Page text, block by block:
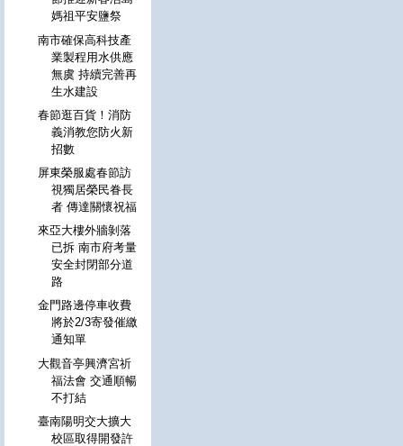
媽祖平安鹽祭
南市確保高科技產
業製程用水供應
無虞 持續完善再
生水建設
春節逛百貨！消防
義消教您防火新
招數
屏東榮服處春節訪
視獨居榮民眷長
者 傳達關懷祝福
來亞大樓外牆剝落
已拆 南市府考量
安全封閉部分道
路
金門路邊停車收費
將於2/3寄發催繳
通知單
大觀音亭興濟宮祈
福法會 交通順暢
不打結
臺南陽明交大擴大
校區取得開發許